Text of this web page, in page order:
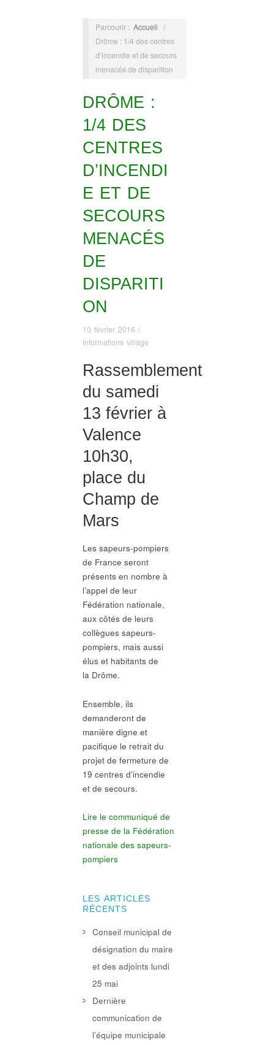
Parcourir : Accueil /
Drôme : 1/4 des centres
d’incendie et de secours
menacés de disparition
DRÔME :
1/4 DES
CENTRES
D’INCENDI
E ET DE
SECOURS
MENACÉS
DE
DISPARITI
ON
10 février 2016 /
Informations village
Rassemblement
du samedi
13 février à
Valence
10h30,
place du
Champ de
Mars
Les sapeurs-pompiers
de France seront
présents en nombre à
l’appel de leur
Fédération nationale,
aux côtés de leurs
collègues sapeurs-
pompiers, mais aussi
élus et habitants de
la Drôme.
Ensemble, ils
demanderont de
manière digne et
pacifique le retrait du
projet de fermeture de
19 centres d’incendie
et de secours.
Lire le communiqué de
presse de la Fédération
nationale des sapeurs-
pompiers
LES ARTICLES
RÉCENTS
Conseil municipal de
désignation du maire
et des adjoints lundi
25 mai
Dernière
communication de
l’équipe municipale